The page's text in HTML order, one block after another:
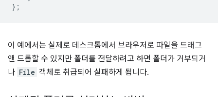
};
이 예에서는 실제로 데스크톱에서 브라우저로 파일을 드래그
앤 드롭할 수 있지만 폴더를 전달하려고 하면 폴더가 거부되거
나 File 객체로 취급되어 실패하게 됩니다.